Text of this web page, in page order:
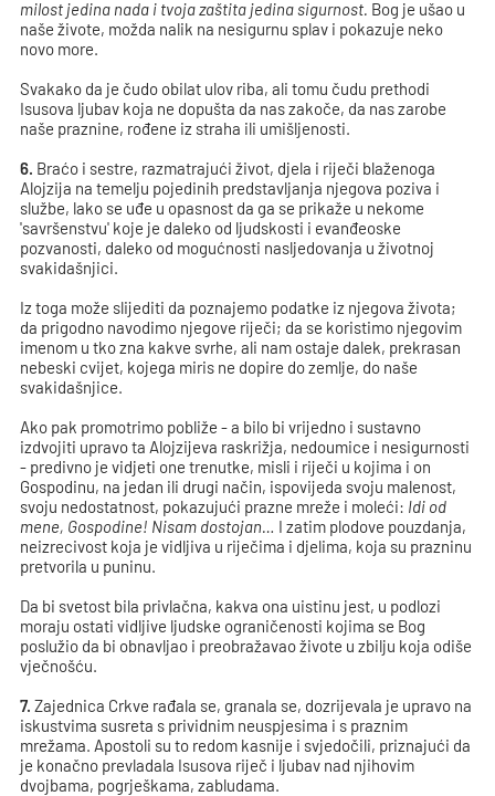
milost jedina nada i tvoja zaštita jedina sigurnost. Bog je ušao u
naše živote, možda nalik na nesigurnu splav i pokazuje neko
novo more.
Svakako da je čudo obilat ulov riba, ali tomu čudu prethodi
Isusova ljubav koja ne dopušta da nas zakoče, da nas zarobe
naše praznine, rođene iz straha ili umišljenosti.
6. Braćo i sestre, razmatrajući život, djela i riječi blaženoga
Alojzija na temelju pojedinih predstavljanja njegova poziva i
službe, lako se uđe u opasnost da ga se prikaže u nekome
'savršenstvu' koje je daleko od ljudskosti i evanđeoske
pozvanosti, daleko od mogućnosti nasljedovanja u životnoj
svakidašnjici.
Iz toga može slijediti da poznajemo podatke iz njegova života;
da prigodno navodimo njegove riječi; da se koristimo njegovim
imenom u tko zna kakve svrhe, ali nam ostaje dalek, prekrasan
nebeski cvijet, kojega miris ne dopire do zemlje, do naše
svakidašnjice.
Ako pak promotrimo pobliže - a bilo bi vrijedno i sustavno
izdvojiti upravo ta Alojzijeva raskrižja, nedoumice i nesigurnosti
- predivno je vidjeti one trenutke, misli i riječi u kojima i on
Gospodinu, na jedan ili drugi način, ispovijeda svoju malenost,
svoju nedostatnost, pokazujući prazne mreže i moleći: Idi od
mene, Gospodine! Nisam dostojan… I zatim plodove pouzdanja,
neizrecivost koja je vidljiva u riječima i djelima, koja su prazninu
pretvorila u puninu.
Da bi svetost bila privlačna, kakva ona uistinu jest, u podlozi
moraju ostati vidljive ljudske ograničenosti kojima se Bog
poslužio da bi obnavljao i preobražavao živote u zbilju koja odiše
vječnošću.
7. Zajednica Crkve rađala se, granala se, dozrijevala je upravo na
iskustvima susreta s prividnim neuspjesima i s praznim
mrežama. Apostoli su to redom kasnije i svjedočili, priznajući da
je konačno prevladala Isusova riječ i ljubav nad njihovim
dvojbama, pogrješkama, zabludama.